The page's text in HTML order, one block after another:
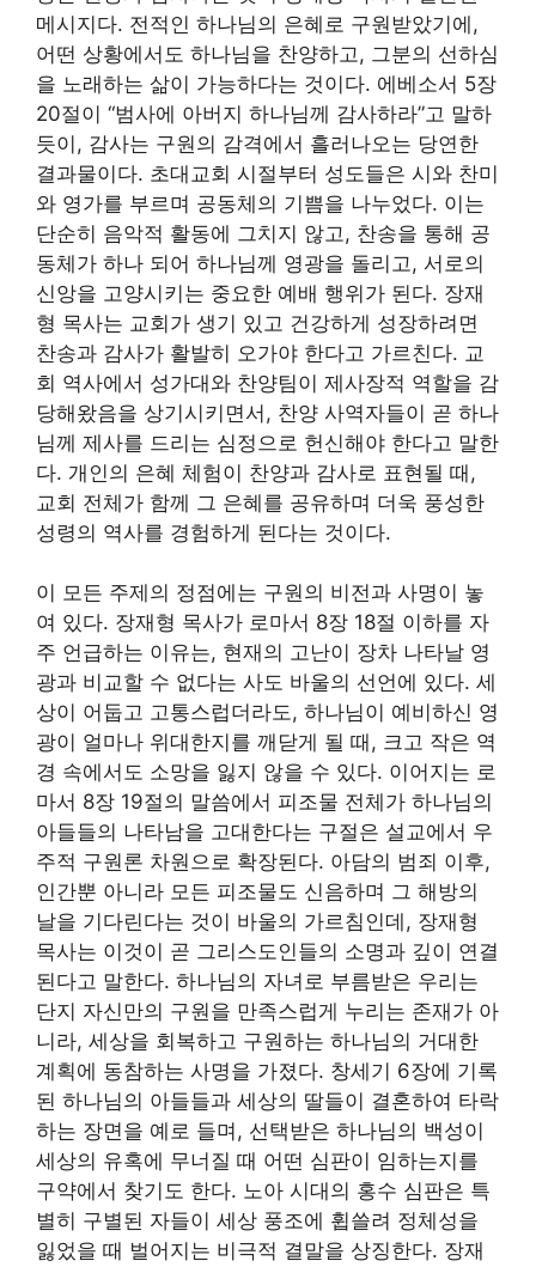
메시지다. 전적인 하나님의 은혜로 구원받았기에,
어떤 상황에서도 하나님을 찬양하고, 그분의 선하심
을 노래하는 삶이 가능하다는 것이다. 에베소서 5장
20절이 “범사에 아버지 하나님께 감사하라”고 말하
듯이, 감사는 구원의 감격에서 흘러나오는 당연한
결과물이다. 초대교회 시절부터 성도들은 시와 찬미
와 영가를 부르며 공동체의 기쁨을 나누었다. 이는
단순히 음악적 활동에 그치지 않고, 찬송을 통해 공
동체가 하나 되어 하나님께 영광을 돌리고, 서로의
신앙을 고양시키는 중요한 예배 행위가 된다. 장재
형 목사는 교회가 생기 있고 건강하게 성장하려면
찬송과 감사가 활발히 오가야 한다고 가르친다. 교
회 역사에서 성가대와 찬양팀이 제사장적 역할을 감
당해왔음을 상기시키면서, 찬양 사역자들이 곧 하나
님께 제사를 드리는 심정으로 헌신해야 한다고 말한
다. 개인의 은혜 체험이 찬양과 감사로 표현될 때,
교회 전체가 함께 그 은혜를 공유하며 더욱 풍성한
성령의 역사를 경험하게 된다는 것이다.
이 모든 주제의 정점에는 구원의 비전과 사명이 놓
여 있다. 장재형 목사가 로마서 8장 18절 이하를 자
주 언급하는 이유는, 현재의 고난이 장차 나타날 영
광과 비교할 수 없다는 사도 바울의 선언에 있다. 세
상이 어둡고 고통스럽더라도, 하나님이 예비하신 영
광이 얼마나 위대한지를 깨닫게 될 때, 크고 작은 역
경 속에서도 소망을 잃지 않을 수 있다. 이어지는 로
마서 8장 19절의 말씀에서 피조물 전체가 하나님의
아들들의 나타남을 고대한다는 구절은 설교에서 우
주적 구원론 차원으로 확장된다. 아담의 범죄 이후,
인간뿐 아니라 모든 피조물도 신음하며 그 해방의
날을 기다린다는 것이 바울의 가르침인데, 장재형
목사는 이것이 곧 그리스도인들의 소명과 깊이 연결
된다고 말한다. 하나님의 자녀로 부름받은 우리는
단지 자신만의 구원을 만족스럽게 누리는 존재가 아
니라, 세상을 회복하고 구원하는 하나님의 거대한
계획에 동참하는 사명을 가졌다. 창세기 6장에 기록
된 하나님의 아들들과 세상의 딸들이 결혼하여 타락
하는 장면을 예로 들며, 선택받은 하나님의 백성이
세상의 유혹에 무너질 때 어떤 심판이 임하는지를
구약에서 찾기도 한다. 노아 시대의 홍수 심판은 특
별히 구별된 자들이 세상 풍조에 휩쓸려 정체성을
잃었을 때 벌어지는 비극적 결말을 상징한다. 장재